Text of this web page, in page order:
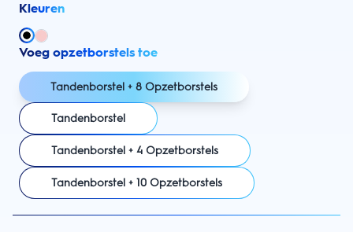
Kleuren
Voeg opzetborstels toe
Tandenborstel + 8 Opzetborstels
Tandenborstel
Tandenborstel + 4 Opzetborstels
Tandenborstel + 10 Opzetborstels